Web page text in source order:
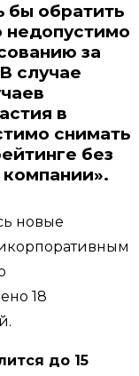
бы обратить
недопустимо
за
случае
в
снимать
без
новые
18
до 15